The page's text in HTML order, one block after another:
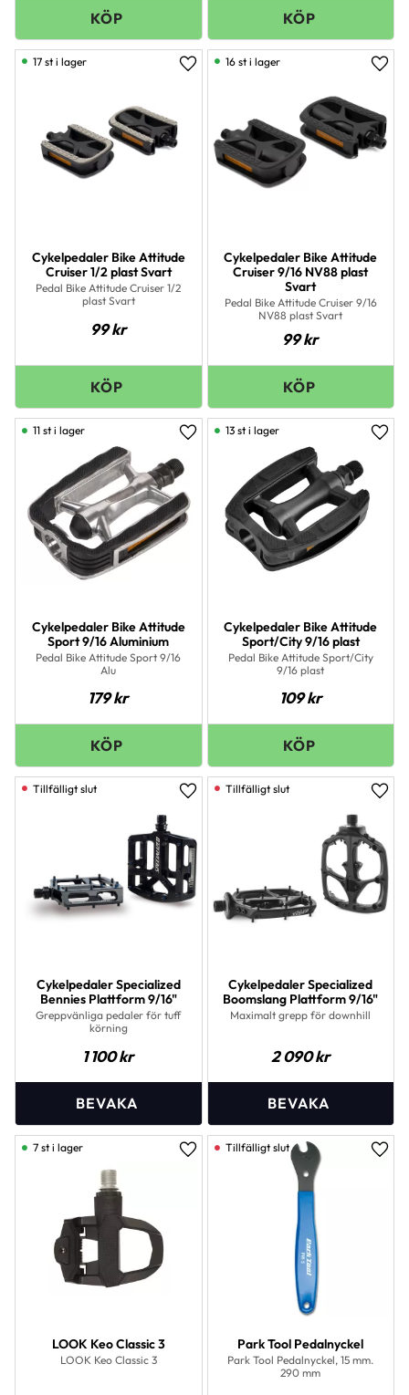
Cykelpedaler Bike Attitude
Cruiser 1/2 plast Svart
Pedal Bike Attitude Cruiser 1/2
plast Svart
99kr
Lägg till i favoriter
17 st i lager
Cykelpedaler Bike Attitude
Cruiser 9/16 NV88 plast
Svart
Pedal Bike Attitude Cruiser 9/16
NV88 plast Svart
99kr
16 st i lager
Cykelpedaler Bike Attitude
Sport 9/16 Aluminium
Pedal Bike Attitude Sport 9/16
Alu
179kr
Lägg till i favoriter
11 st i lager
Cykelpedaler Bike Attitude
Sport/City 9/16 plast
Pedal Bike Attitude Sport/City
9/16 plast
109kr
13 st i lager
Cykelpedaler Specialized
Bennies Plattform 9/16"
Greppvänliga pedaler för tuff
körning
1 100kr
Lägg till i favoriter
Cykelpedaler Specialized
Boomslang Plattform 9/16"
Maximalt grepp för downhill
2 090kr
LOOK Keo Classic 3
LOOK Keo Classic 3
Lägg till i favoriter
7 st i lager
Park Tool Pedalnyckel
Park Tool Pedalnyckel, 15 mm.
290 mm